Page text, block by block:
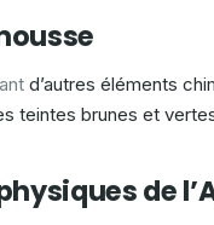
d’autres éléments
teintes brunes et
de